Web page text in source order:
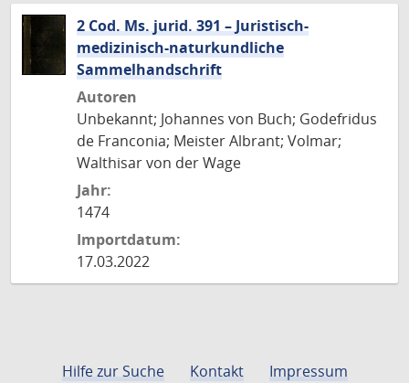
2 Cod. Ms. jurid. 391 – Juristisch-
medizinisch-naturkundliche
Sammelhandschrift
Autoren
Unbekannt; Johannes von Buch; Godefridus
de Franconia; Meister Albrant; Volmar;
Walthisar von der Wage
Jahr:
1474
Importdatum:
17.03.2022
Hilfe zur Suche Kontakt
Impressum